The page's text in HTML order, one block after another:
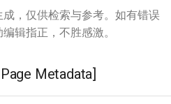
，仅供检索与参考。如有错误
辑指正，不胜感激。
Metadata]